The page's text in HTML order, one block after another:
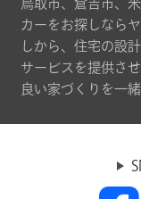
鳥取市、倉吉市、
カーをお探しなら
しから、住宅の設
サービスを提供さ
良い家づくりを一